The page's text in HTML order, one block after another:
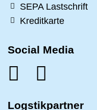
SEPA Lastschrift
Kreditkarte
Social Media
Logstikpartner